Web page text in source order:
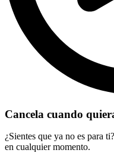
Cancela cuando
¿Sientes que ya no es para
en cualquier momento.